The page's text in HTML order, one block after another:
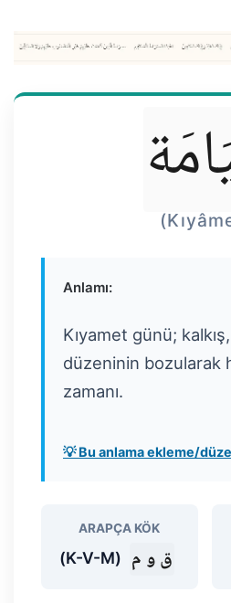
Anlamı:
Kıyamet günü;
düzeninin bozularak
zamanı.
💡 Bu anlama ekleme/
ARAPÇA KÖK
ق و م (K-V-M)